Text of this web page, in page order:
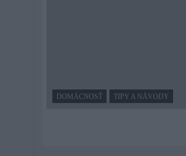
DOMÁCNOSŤ TIPY A NÁVODY